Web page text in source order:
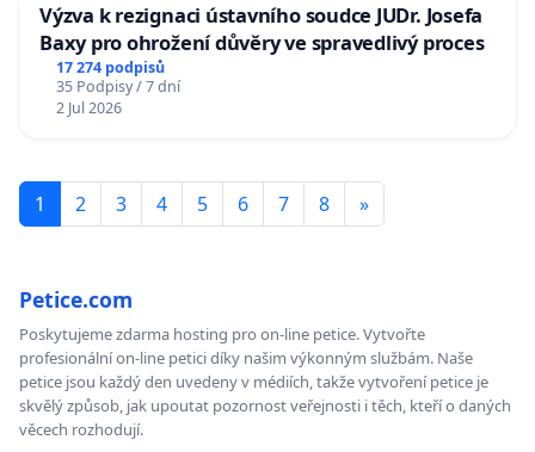
Výzva k rezignaci ústavního soudce JUDr. Josefa
Baxy pro ohrožení důvěry ve spravedlivý proces
17 274 podpisů
35 Podpisy / 7 dní
2 Jul 2026
1 2 3 4 5 6 7 8 »
Petice.com
Poskytujeme zdarma hosting pro on-line petice. Vytvořte
profesionální on-line petici díky našim výkonným službám. Naše
petice jsou každý den uvedeny v médiích, takže vytvoření petice je
skvělý způsob, jak upoutat pozornost veřejnosti i těch, kteří o daných
věcech rozhodují.